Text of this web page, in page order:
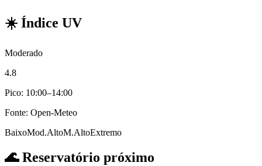
☀️ Índice UV
Moderado
4.8
Pico: 10:00–14:00
Fonte: Open-Meteo
BaixoMod.AltoM.AltoExtremo
🌊Reservatório próximo